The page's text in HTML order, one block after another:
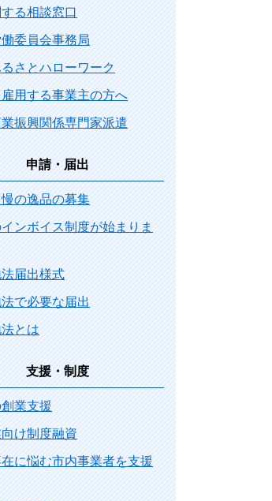
る相談窓口
委員会事務局
さとハローワーク
用する事業主の方へ
振興関係専門家派遣
申請・届出
の逸品の募集
ンボイス制度が始まりま
届出様式
で必要な届出
とは
支援・制度
業支援
け制度融資
に悩む市内事業者を支援